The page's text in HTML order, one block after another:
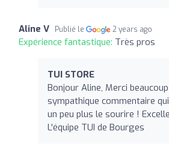
Aline V Publié le 2 years ago
Expérience fantastique: Très pros
TUI STORE
Bonjour Aline, Merci
sympathique commentaire
un peu plus le sourire !
L'équipe TUI de Bourges